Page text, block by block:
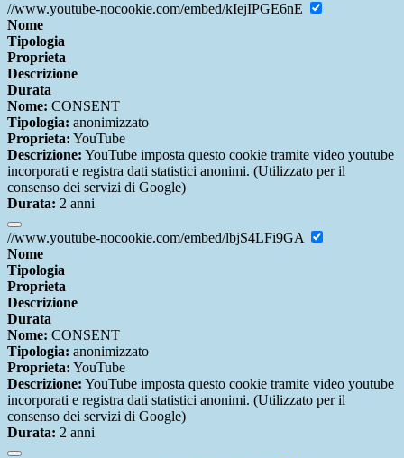
//www.youtube-nocookie.com/embed/kIejIPGE6nE
Nome
Tipologia
Proprieta
Descrizione
Durata
Nome: CONSENT
Tipologia: anonimizzato
Proprieta: YouTube
Descrizione: YouTube imposta questo cookie tramite video youtube
incorporati e registra dati statistici anonimi. (Utilizzato per il
consenso dei servizi di Google)
Durata: 2 anni
//www.youtube-nocookie.com/embed/lbjS4LFi9GA
Nome
Tipologia
Proprieta
Descrizione
Durata
Nome: CONSENT
Tipologia: anonimizzato
Proprieta: YouTube
Descrizione: YouTube imposta questo cookie tramite video youtube
incorporati e registra dati statistici anonimi. (Utilizzato per il
consenso dei servizi di Google)
Durata: 2 anni